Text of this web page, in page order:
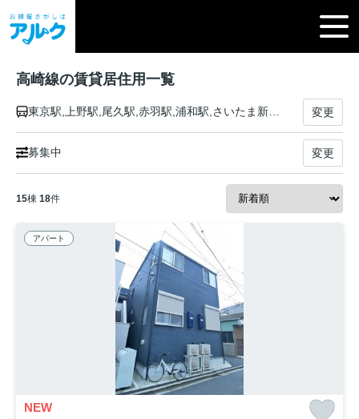
高崎線の賃貸居住用一覧
東京駅,上野駅,尾久駅,赤羽駅,浦和駅,さいたま新都心駅,大宮駅,宮原駅,上尾駅,北上尾駅,桶川駅,北本駅,鴻巣駅,北鴻巣駅,吹上駅,行田駅,熊谷駅,籠原駅,深谷駅,岡部駅,本庄駅,神保原駅,新町駅,倉賀野駅,高崎駅 変更
募集中 変更
15棟 18件
アパート
NEW